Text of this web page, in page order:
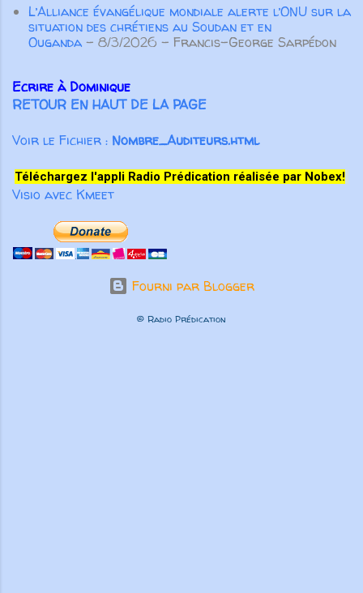
L’Alliance évangélique mondiale alerte l’ONU sur la
situation des chrétiens au Soudan et en
Ouganda - 8/3/2026 - Francis-George Sarpédon
Ecrire à Dominique
RETOUR EN HAUT DE LA PAGE
Voir le Fichier : Nombre_Auditeurs.html
Téléchargez l'appli Radio Prédication réalisée par Nobex!
Visio avec Kmeet
Fourni par Blogger
© Radio Prédication